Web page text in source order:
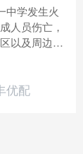
中学发生火
人员伤亡，
以及周边居
全文：
优配